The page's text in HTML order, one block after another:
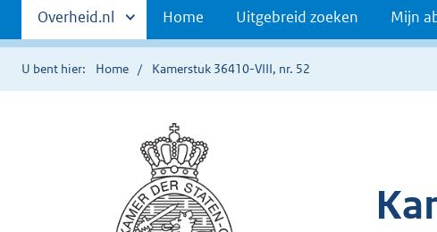
Primaire
navigatie
Andere
sites
binnen
Overheid.nl Home Uitgebreid zoeken Mijn
U bent hier: Home Kamerstuk 36410-VIII, nr. 52